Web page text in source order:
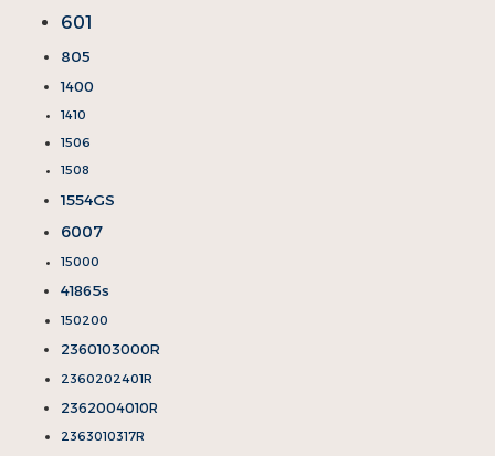
601
805
1400
1410
1506
1508
1554GS
6007
15000
41865s
150200
2360103000R
2360202401R
2362004010R
2363010317R